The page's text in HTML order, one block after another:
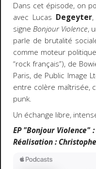
Dans cet épisode, on
avec Lucas Degeyter,
signe Bonjour Violence,
parle de brutalité
comme moteur
“rock français”), de
Paris, de Public Image
entre colère maîtrisée,
punk.
Un échange libre,
EP "Bonjour Violence"
Réalisation :